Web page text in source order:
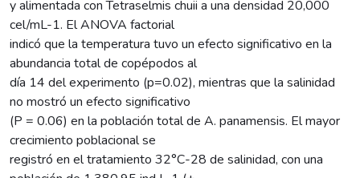
y alimentada con Tetraselmis chuii a una densidad 20,000
cel/mL-1. El ANOVA factorial
indicó que la temperatura tuvo un efecto significativo en la
abundancia total de copépodos al
día 14 del experimento (p=0.02), mientras que la salinidad
no mostró un efecto significativo
(P = 0.06) en la población total de A. panamensis. El mayor
crecimiento poblacional se
registró en el tratamiento 32°C-28 de salinidad, con una